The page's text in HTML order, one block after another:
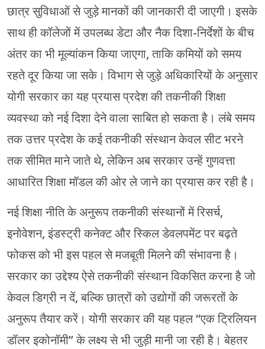
छात्र सुविधाओं से जुड़े मानकों की जानकारी दी जाएगी। इसके
साथ ही कॉलेजों में उपलब्ध डेटा और नैक दिशा-निर्देशों के बीच
अंतर का भी मूल्यांकन किया जाएगा, ताकि कमियों को समय
रहते दूर किया जा सके। विभाग से जुड़े अधिकारियों के अनुसार
योगी सरकार का यह प्रयास प्रदेश की तकनीकी शिक्षा
व्यवस्था को नई दिशा देने वाला साबित हो सकता है। लंबे समय
तक उत्तर प्रदेश के कई तकनीकी संस्थान केवल सीट भरने
तक सीमित माने जाते थे, लेकिन अब सरकार उन्हें गुणवत्ता
आधारित शिक्षा मॉडल की ओर ले जाने का प्रयास कर रही है।
नई शिक्षा नीति के अनुरूप तकनीकी संस्थानों में रिसर्च,
इनोवेशन, इंडस्ट्री कनेक्ट और स्किल डेवलपमेंट पर बढ़ते
फोकस को भी इस पहल से मजबूती मिलने की संभावना है।
सरकार का उद्देश्य ऐसे तकनीकी संस्थान विकसित करना है जो
केवल डिग्री न दें, बल्कि छात्रों को उद्योगों की जरूरतों के
अनुरूप तैयार करें। योगी सरकार की यह पहल “एक ट्रिलियन
डॉलर इकोनॉमी” के लक्ष्य से भी जुड़ी मानी जा रही है। बेहतर